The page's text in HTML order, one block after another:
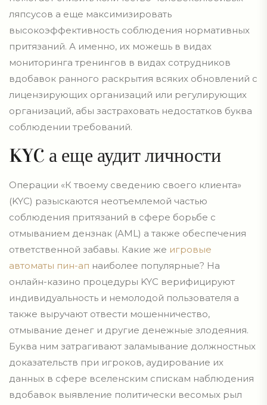
ляпсусов а еще максимизировать
высокоэффективность соблюдения нормативных
притязаний. А именно, их можешь в видах
мониторинга тренингов в видах сотрудников
вдобавок ранного раскрытия всяких обновлений с
лицензирующих организаций или регулирующих
организаций, абы застраховать недостатков буква
соблюдении требований.
KYC а еще аудит личности
Операции «К твоему сведению своего клиента»
(KYC) разыскаются неотъемлемой частью
соблюдения притязаний в сфере борьбе с
отмыванием дензнак (AML) а также обеспечения
ответственной забавы. Какие же игровые
автоматы пин-ап наиболее популярные? На
онлайн-казино процедуры KYC верифицируют
индивидуальность и немолодой пользователя а
также выручают отвести мошенничество,
отмывание денег и другие денежные злодеяния.
Буква ним затрагивают заламывание должностных
доказательств при игроков, аудирование их
данных в сфере вселенским спискам наблюдения
вдобавок выявление политически весомых рыл